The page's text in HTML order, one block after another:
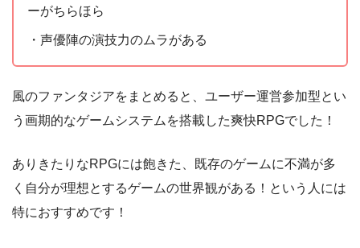
ーがちらほら
・声優陣の演技力のムラがある
風のファンタジアをまとめると、ユーザー運営参加型とい
う画期的なゲームシステムを搭載した爽快RPGでした！
ありきたりなRPGには飽きた、既存のゲームに不満が多
く自分が理想とするゲームの世界観がある！という人には
特におすすめです！